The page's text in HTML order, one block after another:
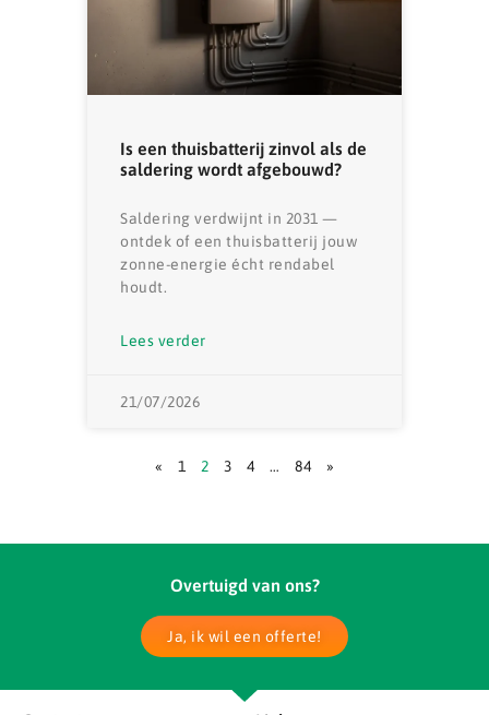
Is een thuisbatterij zinvol als de
saldering wordt afgebouwd?
Saldering verdwijnt in 2031 —
ontdek of een thuisbatterij jouw
zonne-energie écht rendabel
houdt.
Lees verder
21/07/2026
« 1 2 3 4 … 84 »
Overtuigd van ons?
Ja, ik wil een offerte!